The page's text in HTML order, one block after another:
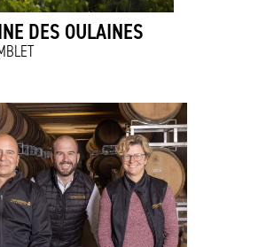
DES OULAINES